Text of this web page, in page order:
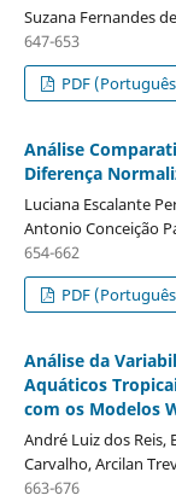
Suzana Fernandes
647-653
PDF
Análise
Diferença
Luciana Escalante
Antonio Conceição
654-662
PDF
Análise da
Aquáticos
com os Modelos
André Luiz dos Reis,
Carvalho, Arcilan
663-676